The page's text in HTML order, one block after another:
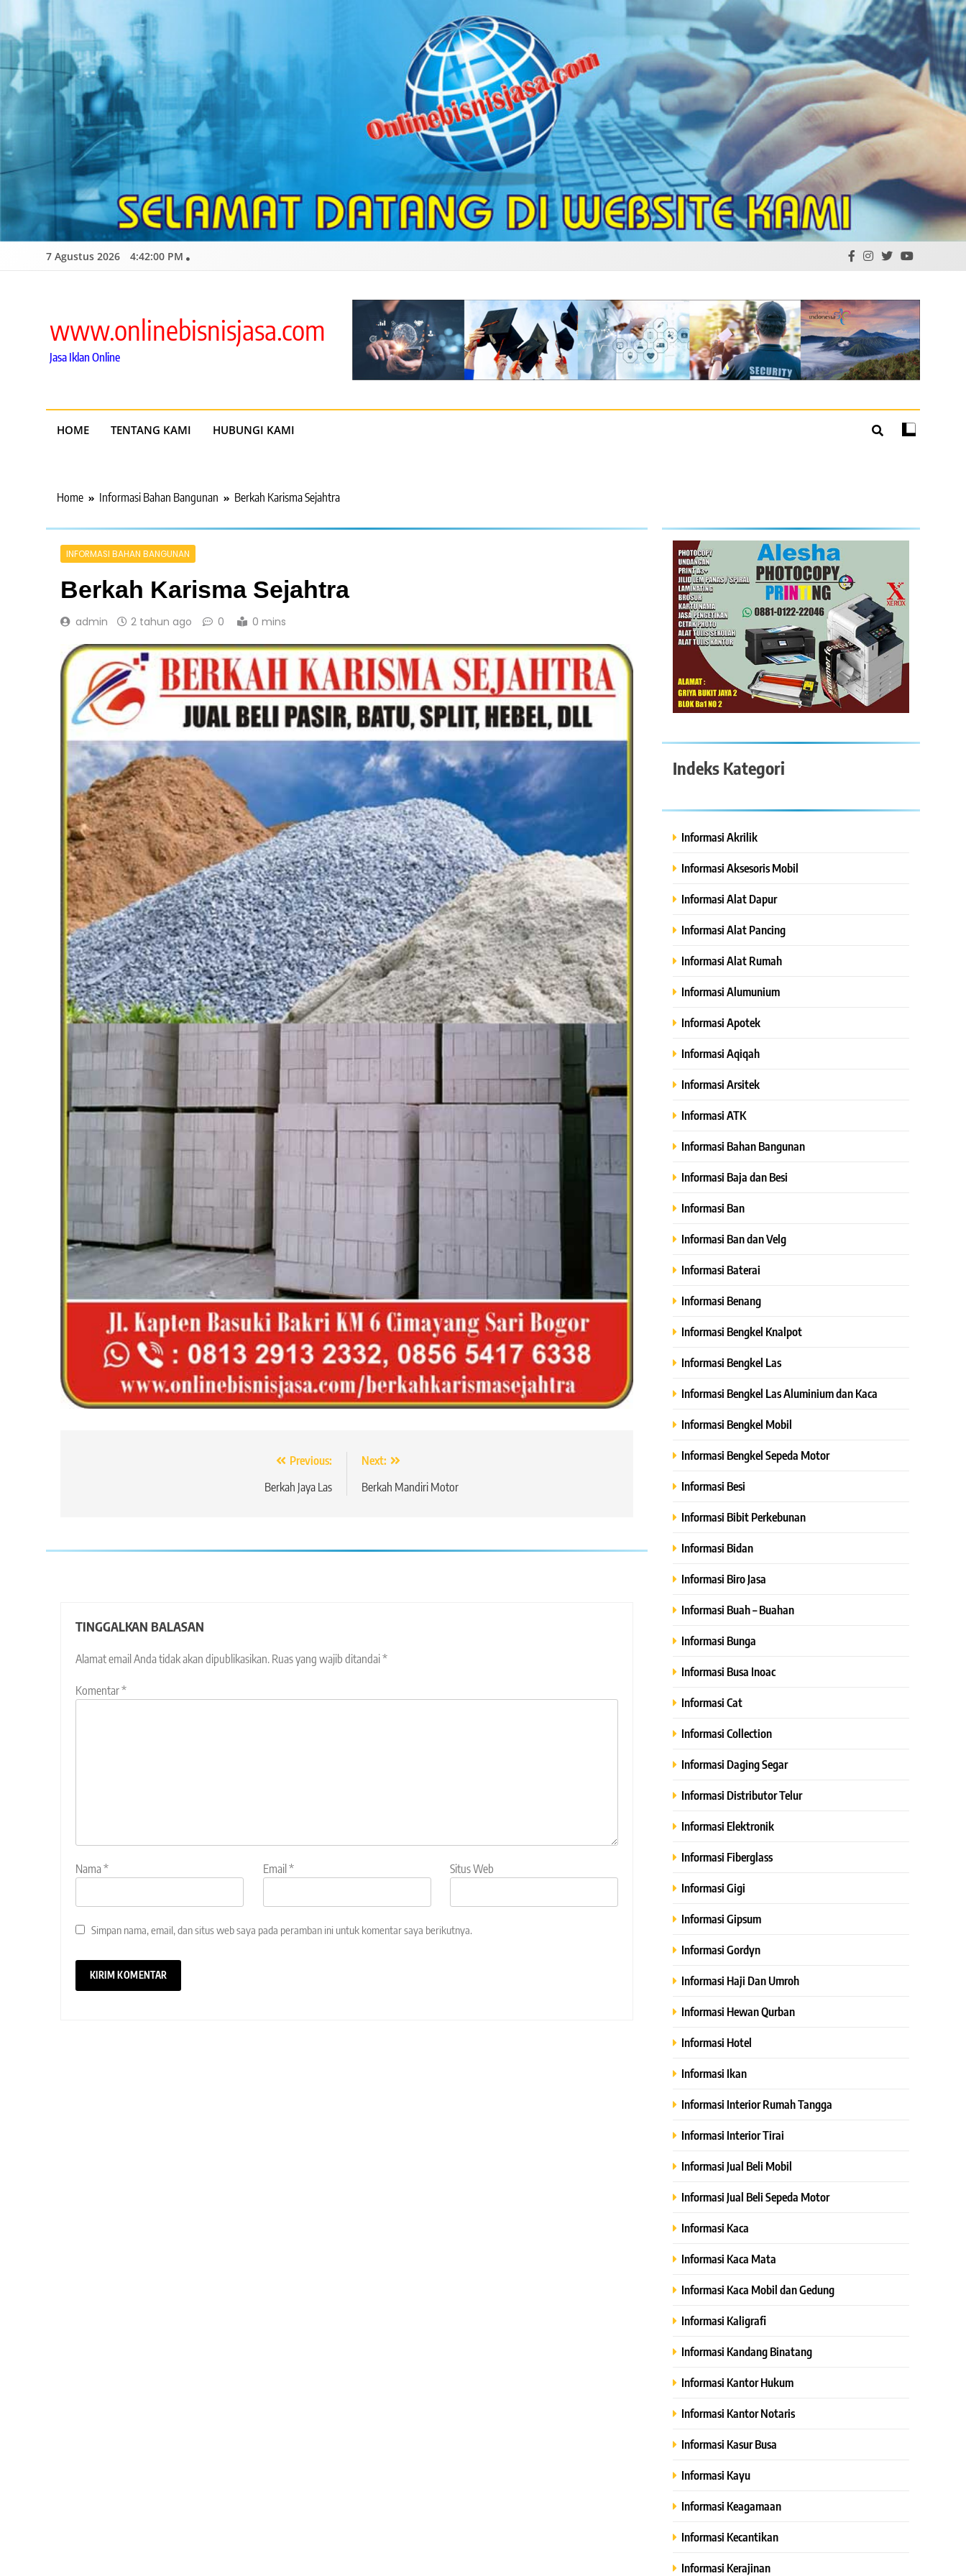
content
7 Agustus 2026 4:42:01 PM
www.onlinebisnisjasa.com
Jasa Iklan Online
HOME TENTANG KAMI HUBUNGI KAMI
Home Informasi Bahan Bangunan Berkah Karisma Sejahtra
INFORMASI BAHAN BANGUNAN
Berkah Karisma Sejahtra
admin 2 tahun ago 0 0 mins
Previous:
Berkah Jaya Las
Next:
Berkah Mandiri Motor
TINGGALKAN BALASAN
Alamat email Anda tidak akan dipublikasikan. Ruas yang wajib ditandai*
Komentar*
Nama* Email * Situs Web
Simpan nama, email, dan situs web saya pada peramban ini untuk komentar saya berikutnya.
Indeks Kategori
Informasi Akrilik
Informasi Aksesoris Mobil
Informasi Alat Dapur
Informasi Alat Pancing
Informasi Alat Rumah
Informasi Alumunium
Informasi Apotek
Informasi Aqiqah
Informasi Arsitek
Informasi ATK
Informasi Bahan Bangunan
Informasi Baja dan Besi
Informasi Ban
Informasi Ban dan Velg
Informasi Baterai
Informasi Benang
Informasi Bengkel Knalpot
Informasi Bengkel Las
Informasi Bengkel Las Aluminium dan Kaca
Informasi Bengkel Mobil
Informasi Bengkel Sepeda Motor
Informasi Besi
Informasi Bibit Perkebunan
Informasi Bidan
Informasi Biro Jasa
Informasi Buah – Buahan
Informasi Bunga
Informasi Busa Inoac
Informasi Cat
Informasi Collection
Informasi Daging Segar
Informasi Distributor Telur
Informasi Elektronik
Informasi Fiberglass
Informasi Gigi
Informasi Gipsum
Informasi Gordyn
Informasi Haji Dan Umroh
Informasi Hewan Qurban
Informasi Hotel
Informasi Ikan
Informasi Interior Rumah Tangga
Informasi Interior Tirai
Informasi Jual Beli Mobil
Informasi Jual Beli Sepeda Motor
Informasi Kaca
Informasi Kaca Mata
Informasi Kaca Mobil dan Gedung
Informasi Kaligrafi
Informasi Kandang Binatang
Informasi Kantor Hukum
Informasi Kantor Notaris
Informasi Kasur Busa
Informasi Kayu
Informasi Keagamaan
Informasi Kecantikan
Informasi Kerajinan